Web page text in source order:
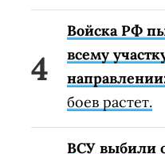
Войска РФ
всему
боев растет.
ВСУ выбили